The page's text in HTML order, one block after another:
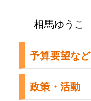
相馬ゆうこ
予算要望など
政策・活動